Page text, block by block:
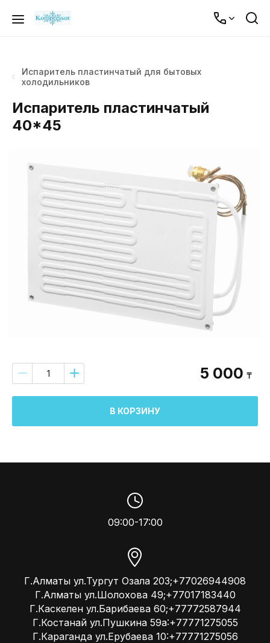
Испаритель пластинчатый для бытовых
холодильников
Испаритель пластинчатый
40*45
5 000 ₸
В КОРЗИНУ
09:00-17:00
Г.Алматы ул.Тургут Озала 203;+77026944908
Г.Алматы ул.Шолохова 49;+77017183440
Г.Каскелен ул.Барибаева 60;+77772587944
Г.Костанай ул.Пушкина 59а:+77771275055
Г.Караганда ул.Ерубаева 10:+77771275056